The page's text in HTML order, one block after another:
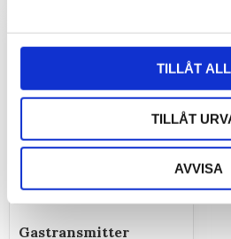
TILLÅT
TILLÅT
AVVISA
Gastransmitter